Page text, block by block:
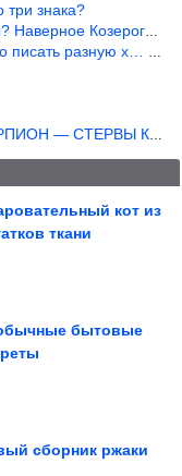
три знака?
Рога жена Рыба наставила ))
х… йню? Автор что то обкурился?
КАКИХ ЕЩЕ ПОИСКАТЬ НАДО
из интернета
кот из
ткани
бытовые
сборник ржаки